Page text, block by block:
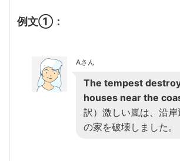
例文①：
Aさん
The tempest
houses near the
訳）激しい嵐は、沿岸
の家を破壊しました。